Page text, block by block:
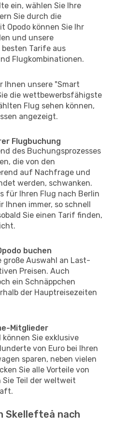
ein, wählen Sie Ihre
Sie durch die
Opodo können Sie Ihr
und unsere
Tarife aus
Flugkombinationen.
Ihnen unsere "Smart
die wettbewerbsfähigste
Flug sehen können,
angezeigt.
Flugbuchung
des Buchungsprozesses
die von den
auf Nachfrage und
werden, schwanken.
für Ihren Flug nach Berlin
Ihnen immer, so schnell
Sie einen Tarif finden,
buchen
große Auswahl an Last-
Preisen. Auch
ein Schnäppchen
der Hauptreisezeiten
Mitglieder
Sie exklusive
von Euro bei Ihren
sparen, neben vielen
Sie alle Vorteile von
Sie Teil der weltweit
Skellefteå nach